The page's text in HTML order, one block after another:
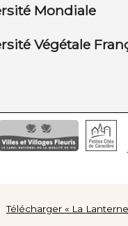
Mondiale
Végétale
Télécharger « La